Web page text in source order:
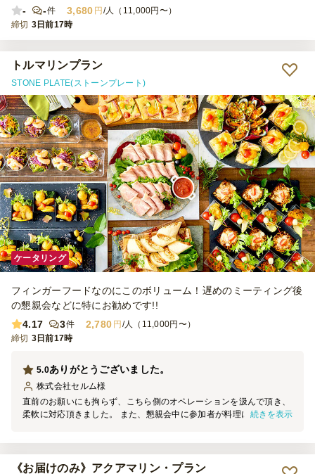
-
-件 3,680 円 /人（11,000円〜）
締切 3日前17時
トルマリンプラン
STONE PLATE(ストーンプレート)
ケータリング
フィンガーフードなのにこのボリューム！遅めのミーティング後
の懇親会などに特にお勧めです!!
4.17
3件 2,780 円 /人（11,000円〜）
締切 3日前17時
ありがとうございました。
5.0
株式会社セルム様
直前のお願いにも拘らず、こちら側のオペレーションを汲んで頂き、
柔軟に対応頂きました。 また、懇親会中に参加者が料理に手がつか
かったです。 料理も美味しかったです。 総じて、事前・当日とも丁
寧にご対応頂き大変助かりました。
続きを表示
《お届けのみ》アクアマリン・プラン